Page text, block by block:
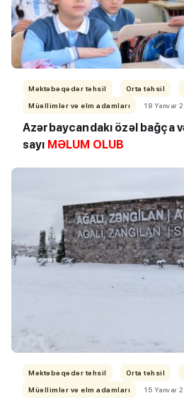
Məktəbəqədər təhsil Orta təhsil
Müəllimlər və elm adamları
18 Yanvar
Azərbaycandakı özəl bağça
sayı MƏLUM OLUB
Məktəbəqədər təhsil Orta təhsil
Müəllimlər və elm adamları
15 Yanvar